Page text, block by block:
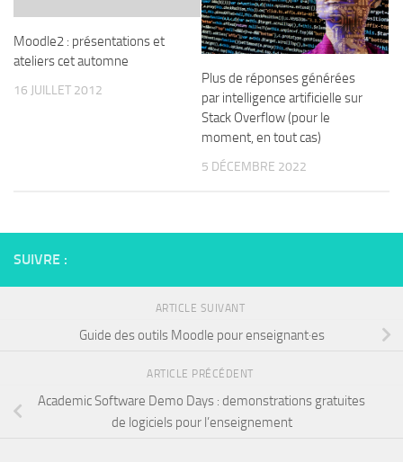
Moodle2 : présentations et
ateliers cet automne
16 JUILLET 2012
Plus de réponses générées
par intelligence artificielle sur
Stack Overflow (pour le
moment, en tout cas)
5 DÉCEMBRE 2022
SUIVRE :
ARTICLE SUIVANT
Guide des outils Moodle pour enseignant·es
ARTICLE PRÉCÉDENT
Academic Software Demo Days : demonstrations gratuites
de logiciels pour l’enseignement